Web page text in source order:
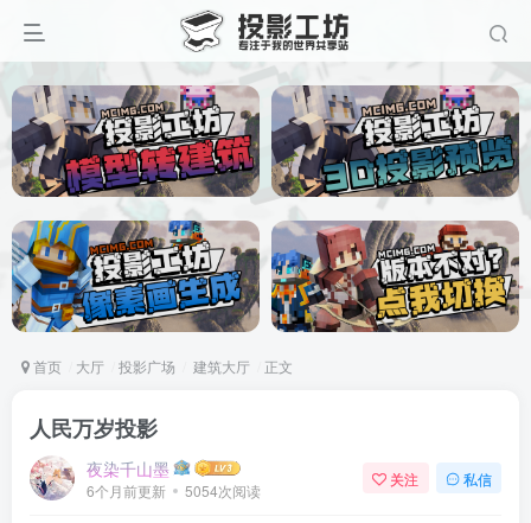
首页 大厅 投影广场 建筑大厅 正文
人民万岁投影
夜染千山墨
6个月前更新 5054次阅读
关注 私信